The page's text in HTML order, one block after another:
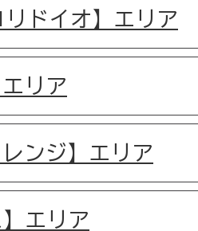
ドイオ】エリア
リア
レンジ】エリア
】エリア